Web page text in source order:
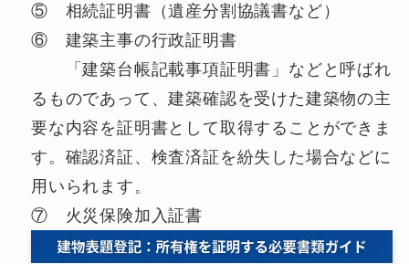
⑤ 相続証明書（遺産分割協議書など）
⑥ 建築主事の行政証明書
「建築台帳記載事項証明書」などと呼ばれ
るものであって、建築確認を受けた建築物の主
要な内容を証明書として取得することができま
す。確認済証、検査済証を紛失した場合などに
用いられます。
⑦ 火災保険加入証書